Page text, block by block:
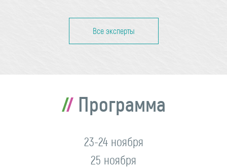
Все эксперты
Программа
23-24 ноября
25 ноября